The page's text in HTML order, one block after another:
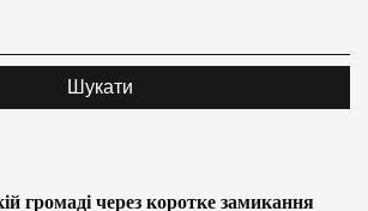
громаді через коротке замикання